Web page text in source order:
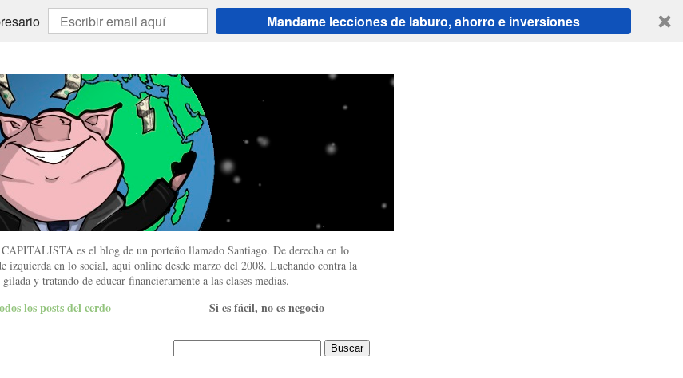
Mandame lecciones de laburo, ahorro e inversiones
es el blog de un porteño llamado Santiago. De derecha en lo
izquierda en lo social, aquí online desde marzo del 2008. Luchando contra la
gilada y tratando de educar financieramente a las clases medias.
los posts del cerdo Si es fácil, no es negocio